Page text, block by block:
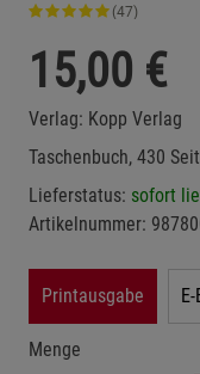
(47)
15,00 €
Verlag: Kopp Verlag
Taschenbuch, 430
Lieferstatus: sofort
Artikelnummer:
Printausgabe
Menge